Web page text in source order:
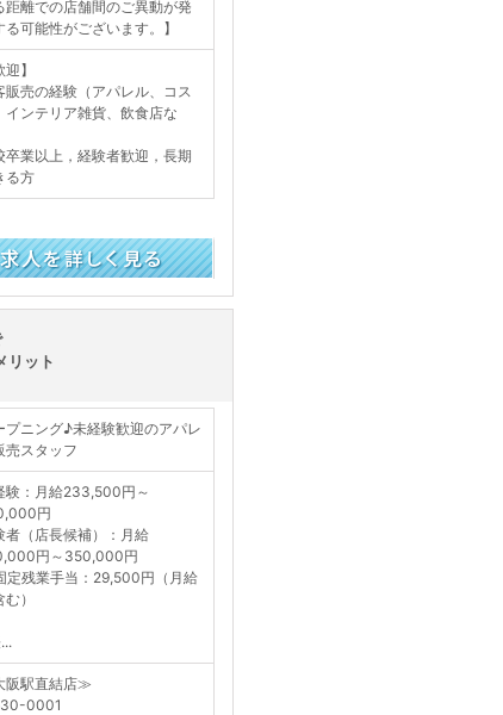
距離での店舗間のご異動が発
る可能性がございます。】
迎】
販売の経験（アパレル、コス
インテリア雑貨、飲食店な
卒業以上，経験者歓迎，長期
る方
リット
プニング♪未経験歓迎のアパレ
売スタッフ
験：月給233,500円～
円
者（店長候補）：月給
円～350,000円
残業手当：29,500円（月給
）
阪駅直結店≫
0001